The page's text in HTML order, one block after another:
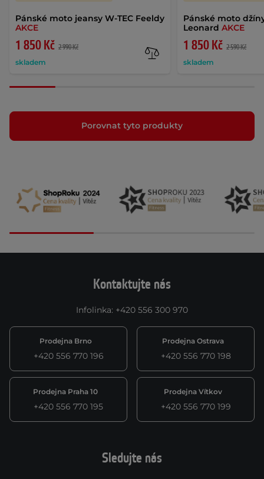
Pánské moto jeansy W-TEC Feeldy
AKCE
1 850 Kč 2 990 Kč
skladem
Pánské moto
LeonardAKCE
1 850 Kč 2 590 Kč
skladem
Porovnat tyto produkty
Kontaktujte nás
Infolinka: +420 556 300 970
Prodejna Brno
+420 556 770 196
Prodejna Ostrava
+420 556 770 198
Prodejna Praha 10
+420 556 770 195
Prodejna Vítkov
+420 556 770 199
Sledujte nás